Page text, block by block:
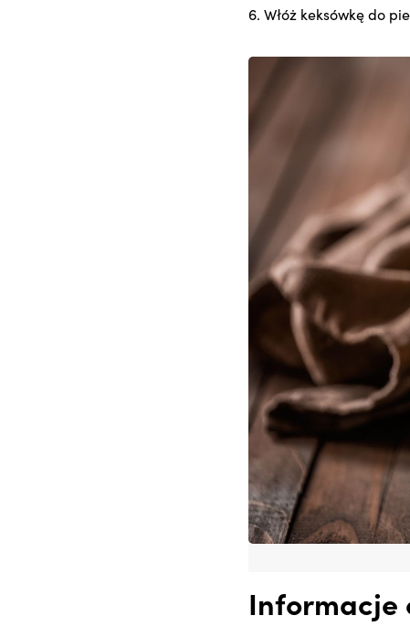
6. Włóż keksówkę do
Informacje